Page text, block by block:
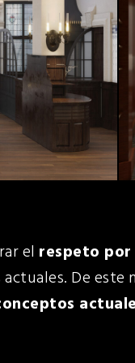
el respeto
De este